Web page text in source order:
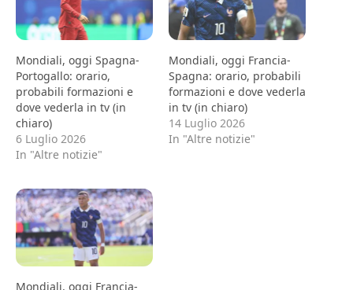
Mondiali, oggi Spagna-
Portogallo: orario,
probabili formazioni e
dove vederla in tv (in
chiaro)
6 Luglio 2026
In "Altre notizie"
Mondiali, oggi Francia-
Spagna: orario, probabili
formazioni e dove vederla
in tv (in chiaro)
14 Luglio 2026
In "Altre notizie"
Mondiali, oggi Francia-